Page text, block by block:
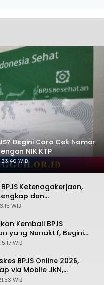
Begini Cara Cek Nomor
NIK KTP
WIB
Ketenagakerjaan,
dan
WIB
Kembali BPJS
yang Nonaktif, Begini
WIB
BPJS Online 2026,
via Mobile JKN,
Kantor Cabang
WIB